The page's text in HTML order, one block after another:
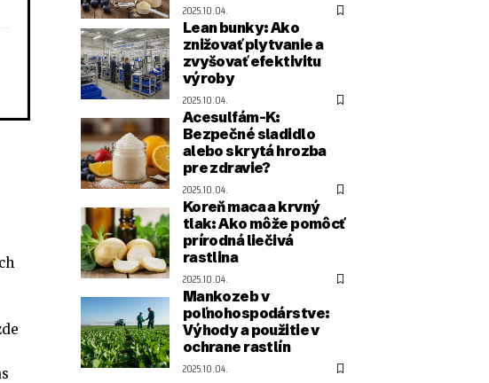
2025.10.04.
Lean bunky: Ako
znižovať plytvanie a
zvyšovať efektivitu
výroby
2025.10.04.
Acesulfám-K:
Bezpečné sladidlo
alebo skrytá hrozba
pre zdravie?
2025.10.04.
Koreň maca a krvný
tlak: Ako môže pomôcť
prírodná liečivá
rastlina
2025.10.04.
Mankozeb v
poľnohospodárstve:
Výhody a použitie v
ochrane rastlín
2025.10.04.